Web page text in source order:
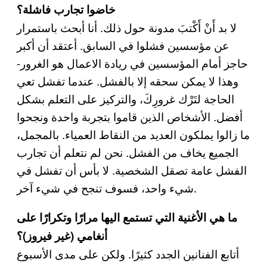
خاضوا تجارب فاشلة؟
لا بد أَنْ أَكْتبَ مدونة حول ذلك. أنا أبحث باستمرار
عن مؤسسين فشلوا في السابق. أعتقد أن أكبر
حاجز أمام المؤسسين في ريادة الاعمال هو الغرور-
وهذا لا يمكن سحقه إلا بالفشل. عندما تفشل تعي
الحاجة لتَرْك غرورِكَ، والتركيز على التعلم بشكل
أفضل. الأشخاص الذين قاموا بتجربة واحدة ونجحوا
ما زالوا يملكون العديد من النقاط العمياء. بالمجمل،
الجميع يخاف من الفشل. نحن لم نتعلم أن تجارب
الفشل عامة تصقل الشخصية. لا بأس أن تفشل في
شيء واحد، فسوف تنجح في شيء آخر.
ما هي الأغنية التي تستمع اليها مرارًا وتكرارًا على
أنغامي (غير فيروز)؟
أتابع الفنانين الجدد كثيرًا. ولكن على مدى الأسبوع